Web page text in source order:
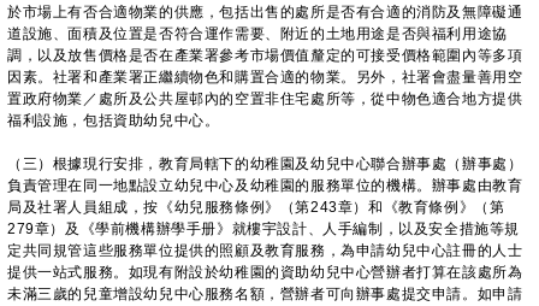
於市場上有否合適物業的供應，包括出售的處所是否有合適的消防及無障礙通
道設施、面積及位置是否符合運作需要、附近的土地用途是否與福利用途協
調，以及放售價格是否在產業署參考市場價值釐定的可接受價格範圍內等多項
因素。社署和產業署正繼續物色和購置合適的物業。另外，社署會盡量善用空
置政府物業／處所及公共屋邨內的空置非住宅處所等，從中物色適合地方提供
福利設施，包括資助幼兒中心。
（三）根據現行安排，教育局轄下的幼稚園及幼兒中心聯合辦事處（辦事處）
負責管理在同一地點設立幼兒中心及幼稚園的服務單位的機構。辦事處由教育
局及社署人員組成，按《幼兒服務條例》（第243章）和《教育條例》（第
279章）及《學前機構辦學手册》就樓宇設計、人手編制，以及安全措施等規
定共同規管這些服務單位提供的照顧及教育服務，為申請幼兒中心註冊的人士
提供一站式服務。如現有附設於幼稚園的資助幼兒中心營辦者打算在該處所為
未滿三歲的兒童增設幼兒中心服務名額，營辦者可向辦事處提交申請。如申請